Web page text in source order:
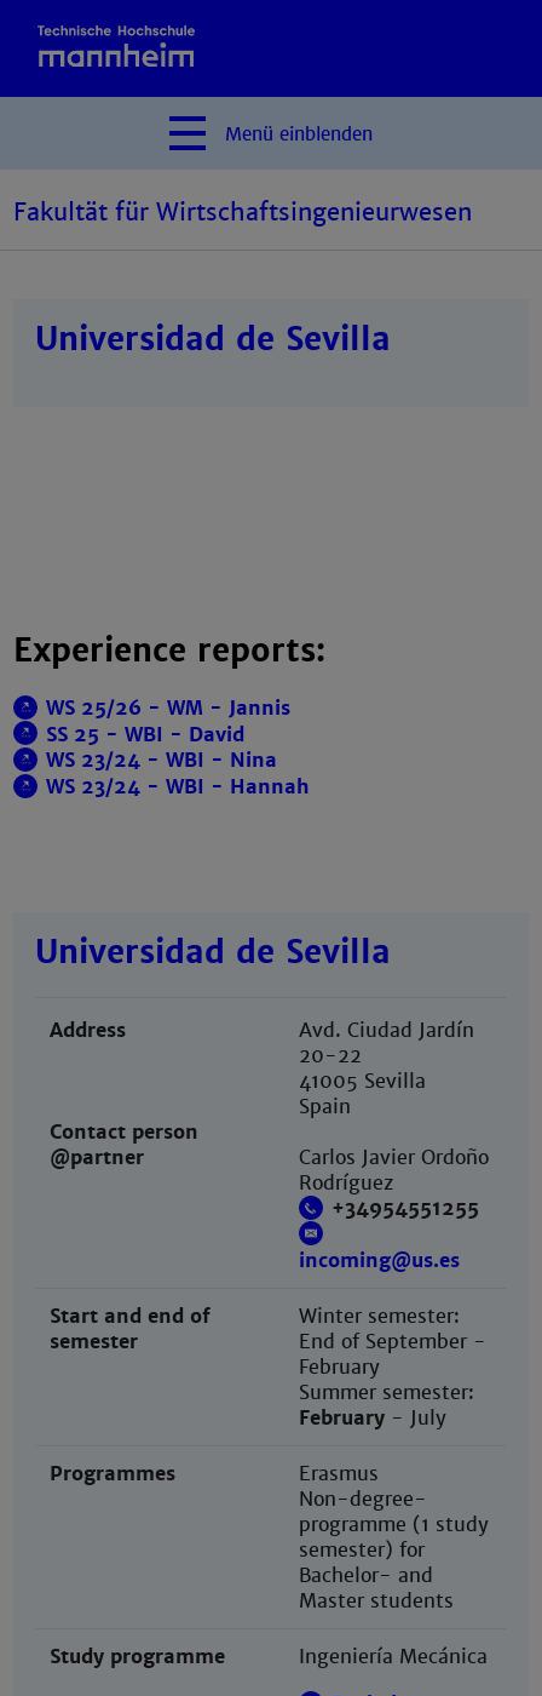
Menü einblenden
Fakultät für Wirtschaftsingenieurwesen
Universidad de Sevilla
Experience reports:
WS 25/26 - WM - Jannis
SS 25 - WBI - David
WS 23/24 - WBI - Nina
WS 23/24 - WBI - Hannah
Universidad de Sevilla
Address
Contact person
@partner
Avd. Ciudad Jardín
20-22
41005 Sevilla
Spain
Carlos Javier Ordoño
Rodríguez
+34954551255
incoming@us.es
Start and end of
semester
Winter semester:
End of September -
February
Summer semester:
February - July
Programmes
Erasmus
Non-degree-
programme (1 study
semester) for
Bachelor- and
Master students
Study programme
Ingeniería Mecánica